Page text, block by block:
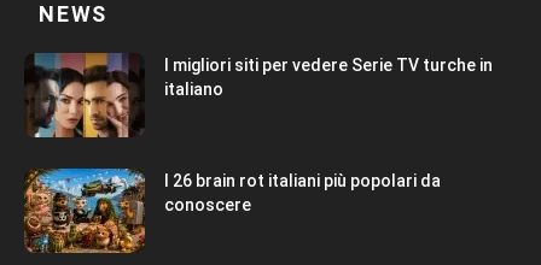
NEWS
I migliori siti per vedere Serie TV turche in
italiano
I 26 brain rot italiani più popolari da
conoscere